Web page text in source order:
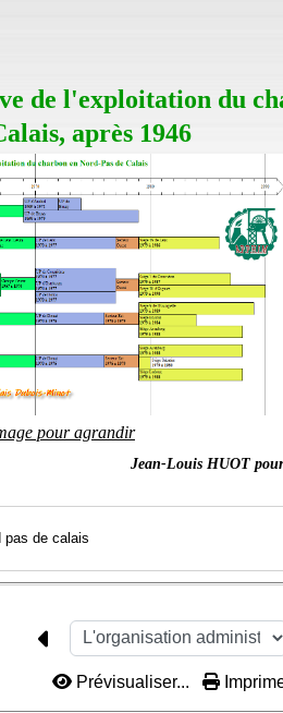
de l'exploitation du
après 1946
pour agrandir
Jean-Louis HUOT
pas de calais
Prévisualiser...